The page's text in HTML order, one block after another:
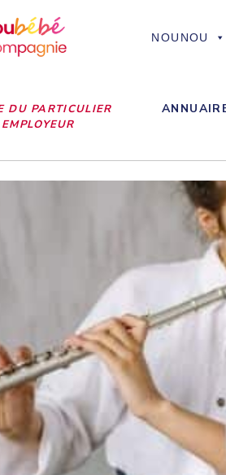
NOUNOU
DU PARTICULIER
EMPLOYEUR